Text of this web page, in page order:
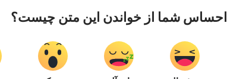
احساس شما از خواندن این متن چیست؟